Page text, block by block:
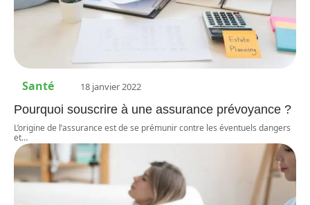
Santé 18 janvier 2022
Pourquoi souscrire à une assurance prévoyance ?
L’origine de l’assurance est de se prémunir contre les éventuels dangers
et…